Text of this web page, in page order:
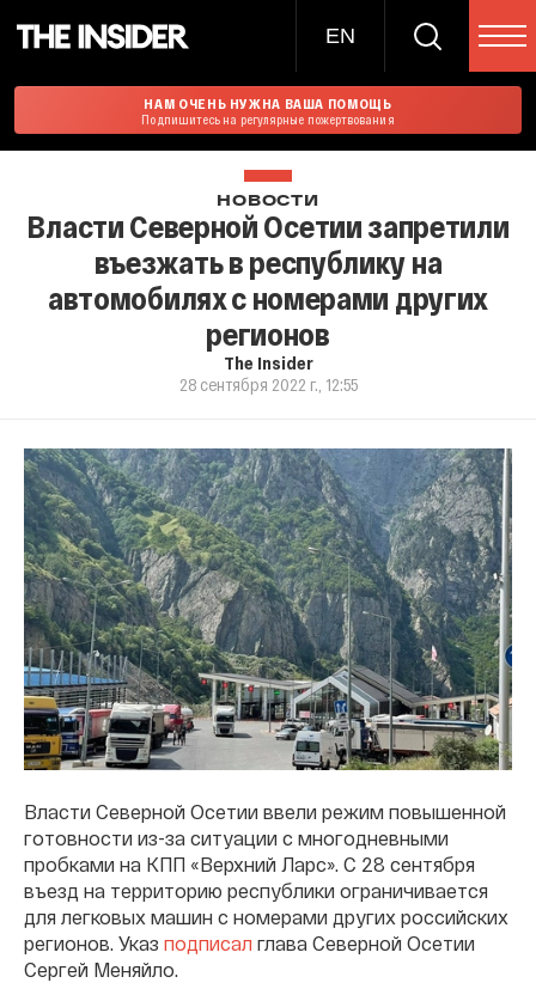
EN
НАМ ОЧЕНЬ НУЖНА ВАША ПОМОЩЬ
Подпишитесь на регулярные пожертвования
НОВОСТИ
Власти Северной Осетии запретили
въезжать в республику на
автомобилях с номерами других
регионов
The Insider
28 сентября 2022 г., 12:55
Власти Северной Осетии ввели режим повышенной
готовности из-за ситуации с многодневными
пробками на КПП «Верхний Ларс». С 28 сентября
въезд на территорию республики ограничивается
для легковых машин с номерами других российских
регионов. Указ подписал глава Северной Осетии
Сергей Меняйло.